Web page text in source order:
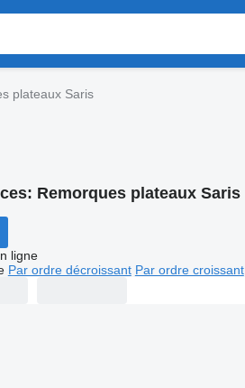
plateaux Saris
Remorques plateaux Saris
ligne
Par ordre décroissant Par ordre croissant